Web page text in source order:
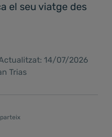
el seu viatge des
14/07/2026
Trias